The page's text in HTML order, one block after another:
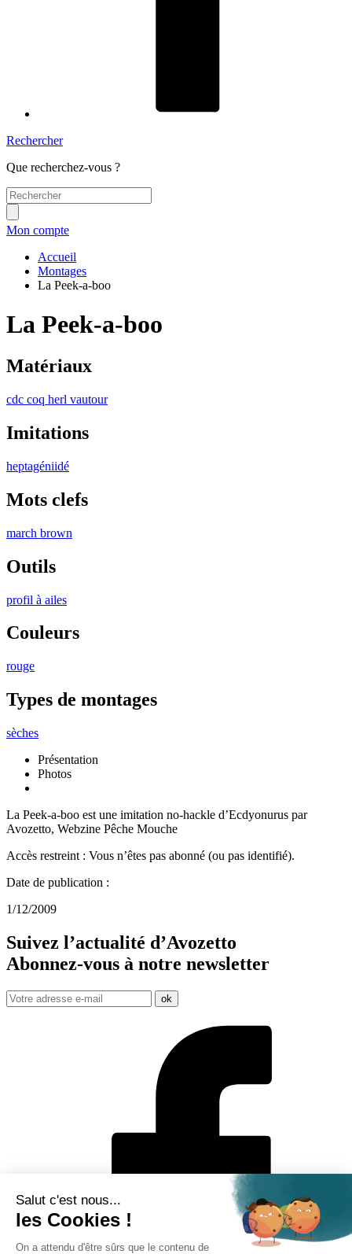
Rechercher
Que recherchez-vous ?
Mon compte
Accueil
Montages
La Peek-a-boo
La Peek-a-boo
Matériaux
cdc coq herl vautour
Imitations
heptagéniidé
Mots clefs
march brown
Outils
profil à ailes
Couleurs
rouge
Types de montages
sèches
Présentation
Photos
La Peek-a-boo est une imitation no-hackle d’Ecdyonurus par
Avozetto, Webzine Pêche Mouche
Accès restreint : Vous n’êtes pas abonné (ou pas identifié).
Date de publication :
1/12/2009
Suivez l’actualité d’Avozetto
Abonnez-vous à notre newsletter